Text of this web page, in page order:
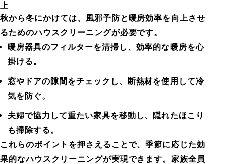
上
秋から冬にかけては、風邪予防と暖房効率を向上させ
るためのハウスクリーニングが必要です。
暖房器具のフィルターを清掃し、効率的な暖房を心
掛ける。
窓やドアの隙間をチェックし、断熱材を使用して冷
気を防ぐ。
夫婦で協力して重たい家具を移動し、隠れたほこり
も掃除する。
これらのポイントを押さえることで、季節に応じた効
果的なハウスクリーニングが実現できます。家族全員